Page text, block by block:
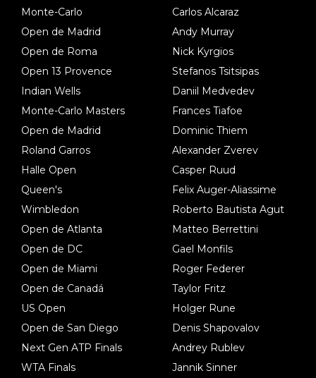
Monte-Carlo
Open de Madrid
Open de Roma
Open 13 Provence
Indian Wells
Monte-Carlo Masters
Open de Madrid
Roland Garros
Halle Open
Queen's
Wimbledon
Open de Atlanta
Open de DC
Open de Miami
Open de Canadá
US Open
Open de San Diego
Next Gen ATP Finals
WTA Finals
Carlos Alcaraz
Andy Murray
Nick Kyrgios
Stefanos Tsitsipas
Daniil Medvedev
Frances Tiafoe
Dominic Thiem
Alexander Zverev
Casper Ruud
Felix Auger-Aliassime
Roberto Bautista Agut
Matteo Berrettini
Gael Monfils
Roger Federer
Taylor Fritz
Holger Rune
Denis Shapovalov
Andrey Rublev
Jannik Sinner